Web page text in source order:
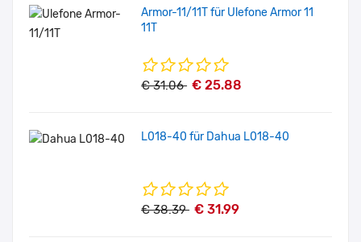
Armor-11/11T für Ulefone Armor 11
11T
€ 31.06 € 25.88
L018-40 für Dahua L018-40
€ 38.39 € 31.99